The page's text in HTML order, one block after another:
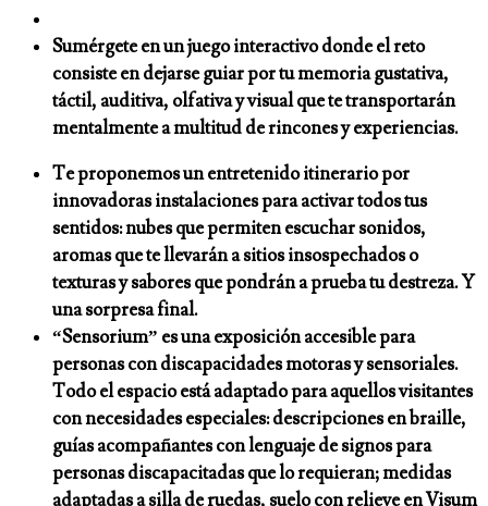
Sumérgete en un juego interactivo donde el reto
consiste en dejarse guiar por tu memoria gustativa,
táctil, auditiva, olfativa y visual que te transportarán
mentalmente a multitud de rincones y experiencias.
Te proponemos un entretenido itinerario por
innovadoras instalaciones para activar todos tus
sentidos: nubes que permiten escuchar sonidos,
aromas que te llevarán a sitios insospechados o
texturas y sabores que pondrán a prueba tu destreza. Y
una sorpresa final.
“Sensorium” es una exposición accesible para
personas con discapacidades motoras y sensoriales.
Todo el espacio está adaptado para aquellos visitantes
con necesidades especiales: descripciones en braille,
guías acompañantes con lenguaje de signos para
personas discapacitadas que lo requieran; medidas
adaptadas a silla de ruedas, suelo con relieve en Visum